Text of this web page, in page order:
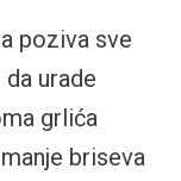
poziva sve
urade
grlića
briseva